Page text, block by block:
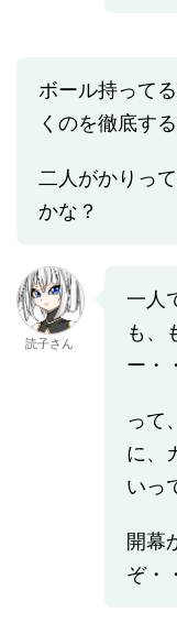
ボール持って
くのを徹底す
二人がかりっ
かな？
読子さん
一人
も、
ー・
って
に、
いっ
開幕
ぞ・